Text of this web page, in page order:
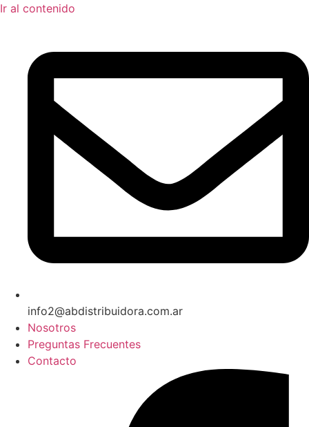
Ir al contenido
info2@abdistribuidora.com.ar
Nosotros
Preguntas Frecuentes
Contacto